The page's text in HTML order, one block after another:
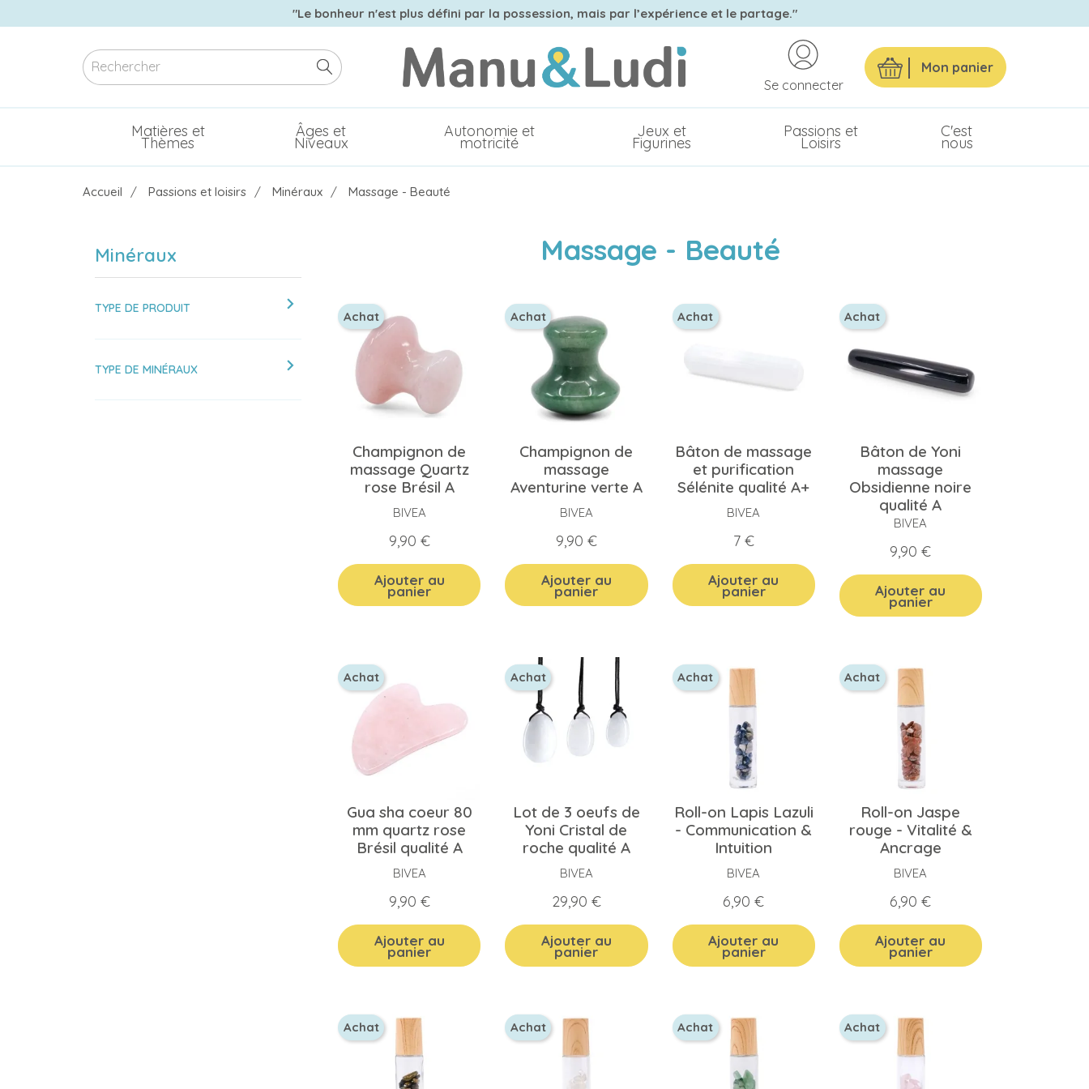
"Le bonheur n'est plus défini par la possession, mais par l’expérience et le partage."
Mon panier
Se connecter
Matières et
Thèmes
Âges et
Niveaux
Autonomie et
motricité
Jeux et
Figurines
Passions et
Loisirs
C'est
nous
Accueil Passions et loisirs Minéraux Massage - Beauté
Minéraux
TYPE DE PRODUIT chevron_right
TYPE DE MINÉRAUX chevron_right
Massage - Beauté
Champignon de
massage Quartz
rose Brésil A
BIVEA
Prix
9,90 €
Ajouter au
panier
Achat
Champignon de
massage
Aventurine verte A
BIVEA
Prix
9,90 €
Ajouter au
panier
Achat
Bâton de massage
et purification
Sélénite qualité A+
BIVEA
Prix
7 €
Ajouter au
panier
Achat
Bâton de Yoni
massage
Obsidienne noire
qualité A
BIVEA
Prix
9,90 €
Ajouter au
panier
Achat
Gua sha coeur 80
mm quartz rose
Brésil qualité A
BIVEA
Prix
9,90 €
Ajouter au
panier
Achat
Lot de 3 oeufs de
Yoni Cristal de
roche qualité A
BIVEA
Prix
29,90 €
Ajouter au
panier
Achat
Roll-on Lapis Lazuli
- Communication &
Intuition
BIVEA
Prix
6,90 €
Ajouter au
panier
Achat
Roll-on Jaspe
rouge - Vitalité &
Ancrage
BIVEA
Prix
6,90 €
Ajouter au
panier
Achat
Achat Achat Achat Achat